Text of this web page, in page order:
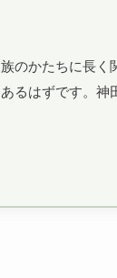
のかたちに長
るはずです。神